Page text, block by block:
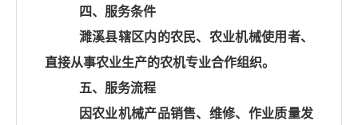
四、服务条件
濉溪县辖区内的农民、农业机械使用者、
直接从事农业生产的农机专业合作组织。
五、服务流程
因农业机械产品销售、维修、作业质量发